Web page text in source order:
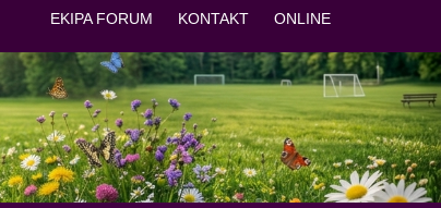
EKIPA FORUM KONTAKT ONLINE